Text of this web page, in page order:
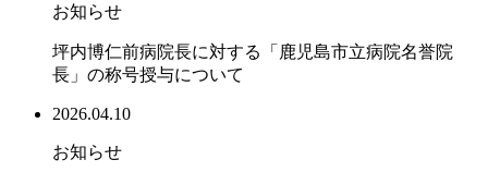
お知らせ
坪内博仁前病院長に対する「鹿児島市立病院名誉院
長」の称号授与について
2026.04.10
お知らせ